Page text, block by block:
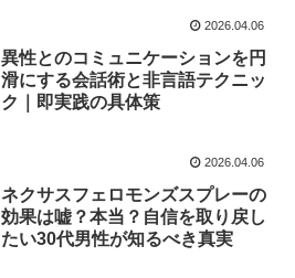
2026.04.06
異性とのコミュニケーションを円
滑にする会話術と非言語テクニッ
ク｜即実践の具体策
2026.04.06
ネクサスフェロモンズスプレーの
効果は嘘？本当？自信を取り戻し
たい30代男性が知るべき真実